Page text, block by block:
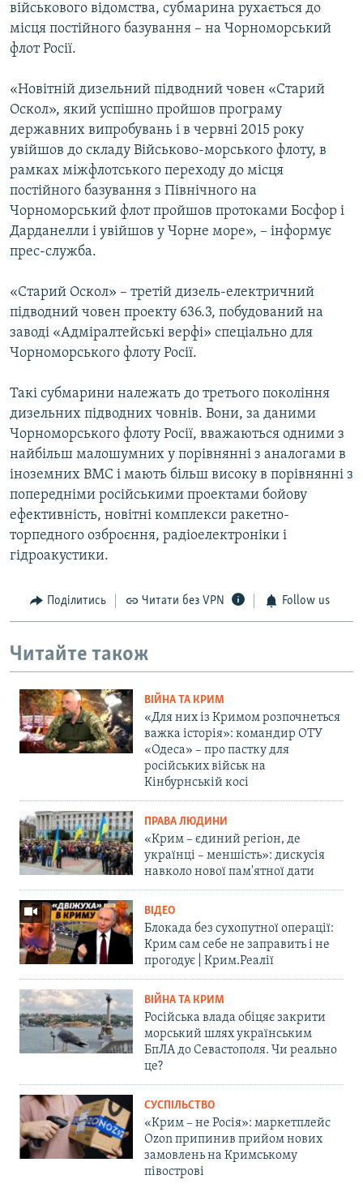
військового відомства, субмарина рухається до
місця постійного базування – на Чорноморський
флот Росії.
«Новітній дизельний підводний човен «Старий
Оскол», який успішно пройшов програму
державних випробувань і в червні 2015 року
увійшов до складу Військово-морського флоту, в
рамках міжфлотського переходу до місця
постійного базування з Північного на
Чорноморський флот пройшов протоками Босфор і
Дарданелли і увійшов у Чорне море», – інформує
прес-служба.
«Старий Оскол» – третій дизель-електричний
підводний човен проекту 636.3, побудований на
заводі «Адміралтейські верфі» спеціально для
Чорноморського флоту Росії.
Такі субмарини належать до третього покоління
дизельних підводних човнів. Вони, за даними
Чорноморського флоту Росії, вважаються одними з
найбільш малошумних у порівнянні з аналогами в
іноземних ВМС і мають більш високу в порівнянні з
попередніми російськими проектами бойову
ефективність, новітні комплекси ракетно-
торпедного озброєння, радіоелектроніки і
гідроакустики.
Поділитись Читати без VPN Follow us
Читайте також
ВІЙНА ТА КРИМ
«Для них із Кримом розпочнеться
важка історія»: командир ОТУ
«Одеса» – про пастку для
російських військ на
Кінбурнській косі
ПРАВА ЛЮДИНИ
«Крим – єдиний регіон, де
українці – меншість»: дискусія
навколо нової пам'ятної дати
ВІДЕО
Блокада без сухопутної операції:
Крим сам себе не заправить і не
прогодує | Крим.Реалії
ВІЙНА ТА КРИМ
Російська влада обіцяє закрити
морський шлях українським
БпЛА до Севастополя. Чи реально
це?
СУСПІЛЬСТВО
«Крим – не Росія»: маркетплейс
Ozon припинив прийом нових
замовлень на Кримському
півострові